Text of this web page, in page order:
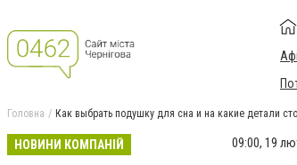
Головна Как выбрать подушку для сна и на какие детали
НОВИНИ КОМПАНІЙ 09:00, 19